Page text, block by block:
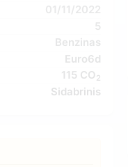
01/11/2022
5
Benzinas
Euro6d
115 CO 2
Sidabrinis